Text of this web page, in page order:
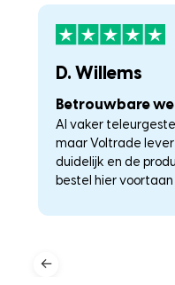
D. Willems
Betrouwbare
Al vaker
maar Voltrade
duidelijk en de
bestel hier voortaan
←